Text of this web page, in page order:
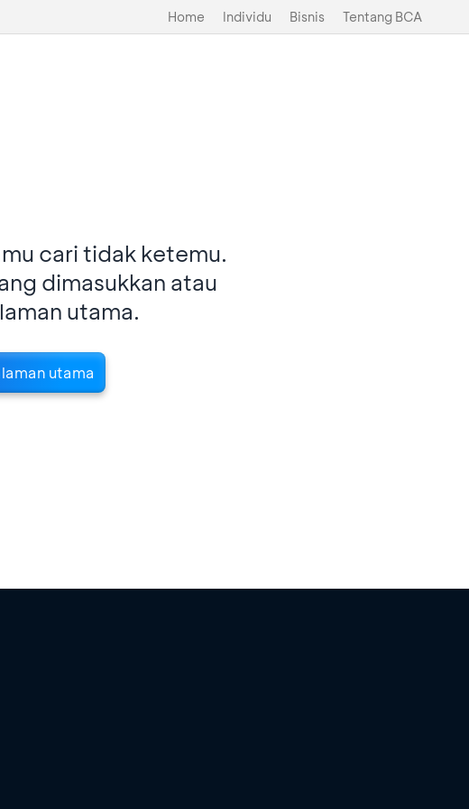
Home Individu Bisnis Tentang BCA
cari tidak ketemu.
dimasukkan atau
utama.
utama